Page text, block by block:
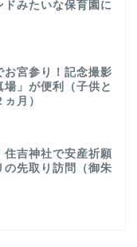
ドみたいな保育園に
お宮参り！記念撮影
場」が便利（子供と
月）
住吉神社で安産祈願
の先取り訪問（御朱